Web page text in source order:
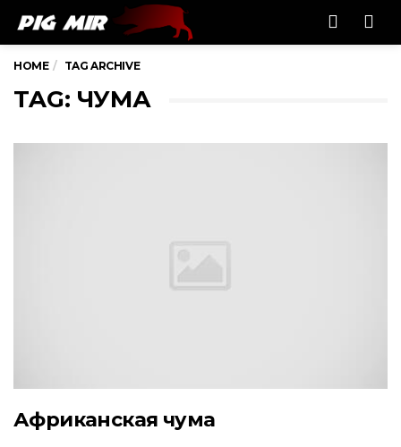
HOME TAG ARCHIVE
TAG: ЧУМА
Африканская чума